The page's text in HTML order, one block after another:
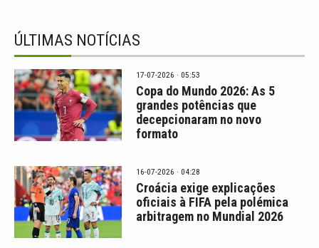
ÚLTIMAS NOTÍCIAS
17-07-2026 · 05:53
Copa do Mundo 2026: As 5
grandes potências que
decepcionaram no novo
formato
16-07-2026 · 04:28
Croácia exige explicações
oficiais à FIFA pela polémica
arbitragem no Mundial 2026